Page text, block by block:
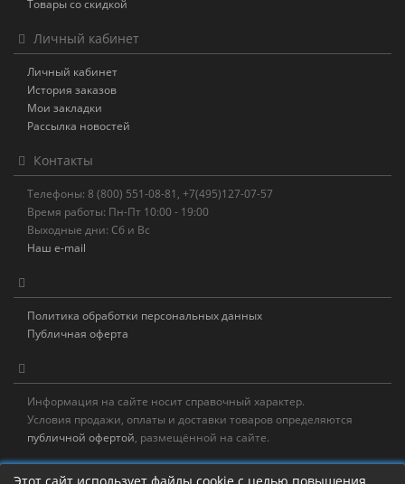
Товары со скидкой
Личный кабинет
Личный кабинет
История заказов
Мои закладки
Рассылка новостей
Контакты
Телефоны: 8 (800) 551-08-81, +7(495)127-07-57
Время работы: Пн-Пт 10:00 - 19:00
Выходные дни: Сб и Вс
Наш e-mail
Политика обработки персональных данных
Публичная оферта
Информация на сайте носит справочный характер.
Условия продажи, оплаты и доставки товаров определяются
публичной офертой, размещённой на сайте.
Новостная рассылка